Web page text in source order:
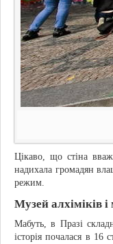
Цікаво, що стіна
надихала громадян
режим.
Музей алхіміків і
Мабуть, в Празі
історія почалася в 16